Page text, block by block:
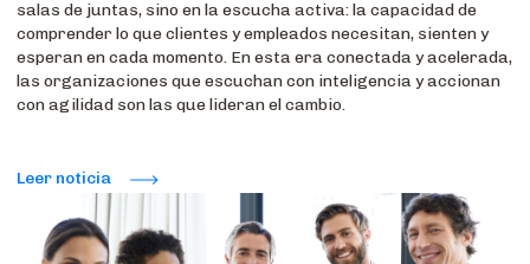
salas de juntas, sino en la escucha activa: la capacidad de
comprender lo que clientes y empleados necesitan, sienten y
esperan en cada momento. En esta era conectada y acelerada,
las organizaciones que escuchan con inteligencia y accionan
con agilidad son las que lideran el cambio.
Leer noticia